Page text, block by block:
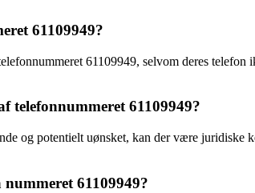
61109949?
61109949, selvom deres
telefonnummeret 61109949?
og potentielt uønsket, kan der være juridiske
61109949?